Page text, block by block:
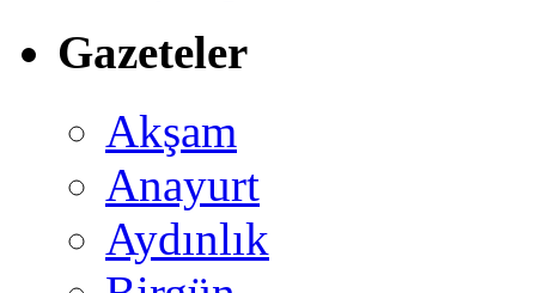
Gazeteler
Akşam
Anayurt
Aydınlık